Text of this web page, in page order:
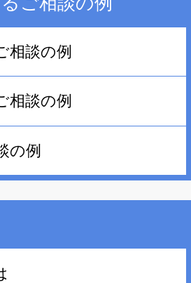
相談の例
相談の例
の例